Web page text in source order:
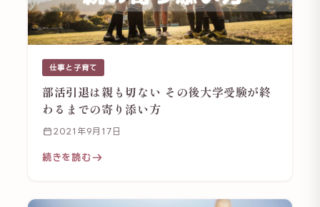
仕事と子育て
部活引退は親も切ない その後大学受験が終
わるまでの寄り添い方
2021年9月17日
続きを読む